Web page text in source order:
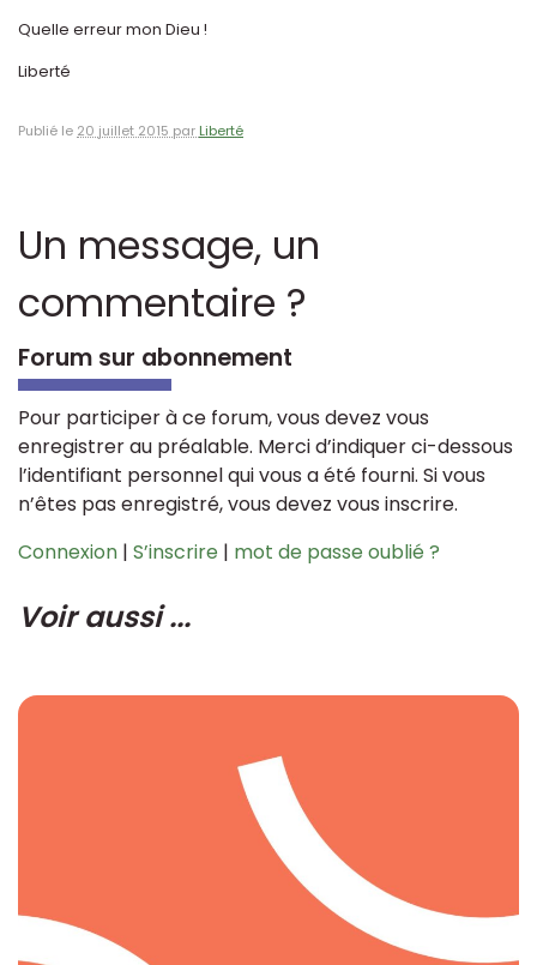
Quelle erreur mon Dieu !
Liberté
Publié le 20 juillet 2015 par Liberté
Un message, un
commentaire ?
Forum sur abonnement
Pour participer à ce forum, vous devez vous
enregistrer au préalable. Merci d’indiquer ci-dessous
l’identifiant personnel qui vous a été fourni. Si vous
n’êtes pas enregistré, vous devez vous inscrire.
Connexion | S’inscrire | mot de passe oublié ?
Voir aussi ...